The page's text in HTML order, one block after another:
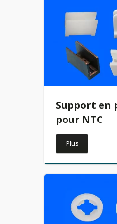
Support en
pour NTC
Plus